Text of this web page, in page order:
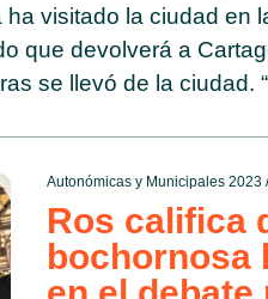
visitado la ciudad en
que devolverá a
se llevó de la ciudad.
Autonómicas y Municipales 2023
Ros califica
bochornosa